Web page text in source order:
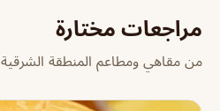
مراجعات مختارة
من مقاهي ومطاعم المنطقة الشرقية